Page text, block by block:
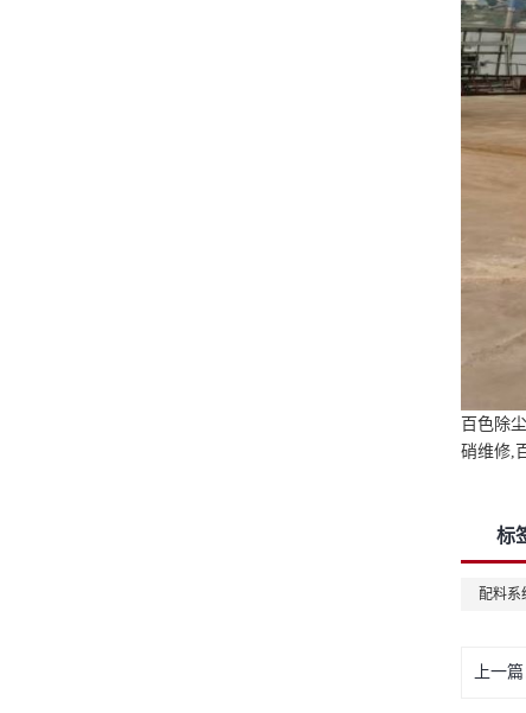
百色除
硝维修,
标
配料系
上一篇